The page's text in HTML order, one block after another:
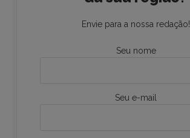
Envie para a nossa redação!
Seu nome
Seu e-mail